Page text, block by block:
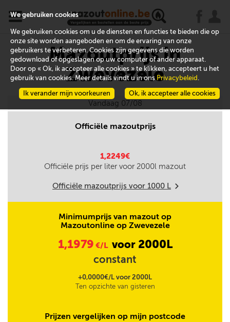
x
Mazoutprijs in
Zwevezele
Vandaag 07/08
Officiële mazoutprijs
1,2249€
Officiële prijs per liter voor 2000l mazout
Officiële mazoutprijs voor 1000 L m
Minimumprijs van mazout op
Mazoutonline op Zwevezele
1,1979 €/L voor 2000L
constant
+0,0000€/L voor 2000L
Ten opzichte van gisteren
Prijzen vergelijken op mijn postcode
We gebruiken cookies
We gebruiken cookies om u de diensten en functies te bieden die op
onze site worden aangeboden en om de ervaring van onze
gebruikers te verbeteren. Cookies zijn gegevens die worden
gedownload of opgeslagen op uw computer of ander apparaat.
Door op « Ok, ik accepteer alle cookies » te klikken, accepteert u het
gebruik van cookies. Meer details vindt u in ons Privacybeleid .
Ok, ik accepteer alle cookies
Ik verander mijn voorkeuren